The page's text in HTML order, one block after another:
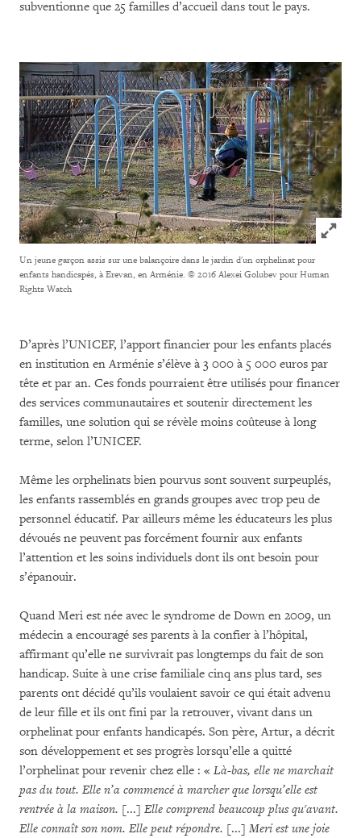
subventionne que 25 familles d’accueil dans tout le pays.
Click to
Un jeune garçon assis sur une balançoire dans le jardin d'un orphelinat pour
enfants handicapés, à Erevan, en Arménie. © 2016 Alexei Golubev pour Human
Rights Watch
D’après l’UNICEF, l’apport financier pour les enfants placés
en institution en Arménie s’élève à 3 000 à 5 000 euros par
tête et par an. Ces fonds pourraient être utilisés pour financer
des services communautaires et soutenir directement les
familles, une solution qui se révèle moins coûteuse à long
terme, selon l’UNICEF.
Même les orphelinats bien pourvus sont souvent surpeuplés,
les enfants rassemblés en grands groupes avec trop peu de
personnel éducatif. Par ailleurs même les éducateurs les plus
dévoués ne peuvent pas forcément fournir aux enfants
l’attention et les soins individuels dont ils ont besoin pour
s’épanouir.
Quand Meri est née avec le syndrome de Down en 2009, un
médecin a encouragé ses parents à la confier à l’hôpital,
affirmant qu’elle ne survivrait pas longtemps du fait de son
handicap. Suite à une crise familiale cinq ans plus tard, ses
parents ont décidé qu’ils voulaient savoir ce qui était advenu
de leur fille et ils ont fini par la retrouver, vivant dans un
orphelinat pour enfants handicapés. Son père, Artur, a décrit
son développement et ses progrès lorsqu’elle a quitté
l’orphelinat pour revenir chez elle : « Là-bas, elle ne marchait
pas du tout. Elle n’a commencé à marcher que lorsqu’elle est
rentrée à la maison. [...] Elle comprend beaucoup plus qu'avant.
Elle connaît son nom. Elle peut répondre. [...] Meri est une joie